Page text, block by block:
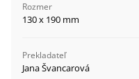
Rozmer
130 x 190 mm
Prekladateľ
Jana Švancarová